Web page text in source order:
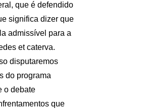
que é defendido
significa dizer que
admissível para a
et caterva.
disputaremos
do programa
o debate
que